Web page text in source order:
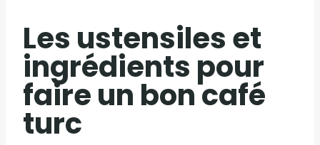
Les ustensiles et
ingrédients pour
faire un bon café
turc